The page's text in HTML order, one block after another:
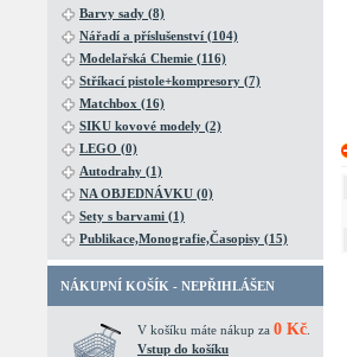
Barvy sady (8)
Nářadí a příslušenství (104)
Modelařská Chemie (116)
Stříkací pistole+kompresory (7)
Matchbox (16)
SIKU kovové modely (2)
LEGO (0)
Autodrahy (1)
NA OBJEDNÁVKU (0)
Sety s barvami (1)
Publikace,Monografie,Časopisy (15)
NÁKUPNÍ KOŠÍK - NEPŘIHLÁŠEN
V košíku máte nákup za 0 Kč
Vstup do košíku